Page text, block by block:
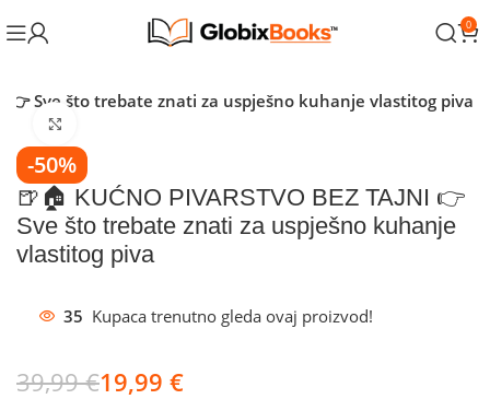
0
👉 Sve što trebate znati za uspješno kuhanje vlastitog piva
-50%
🍺🏠 KUĆNO PIVARSTVO BEZ TAJNI 👉
Sve što trebate znati za uspješno kuhanje
vlastitog piva
35 Kupaca trenutno gleda ovaj proizvod!
39,99€19,99 €